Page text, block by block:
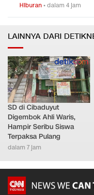
Hiburan •dalam 4 jam
LAINNYA DARI
SD di Cibaduyut
Digembok Ahli Waris,
Hampir Seribu Siswa
Terpaksa Pulang
dalam 7 jam